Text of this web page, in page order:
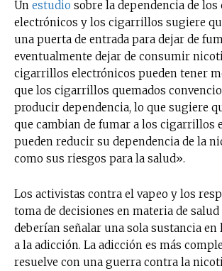
Un estudio sobre la dependencia de
electrónicos y los cigarrillos sugiere
una puerta de entrada para dejar de
eventualmente dejar de consumir
cigarrillos electrónicos pueden tener
que los cigarrillos quemados
producir dependencia, lo que sugiere
que cambian de fumar a los cigarrillos
pueden reducir su dependencia de la
como sus riesgos para la salud».
Los activistas contra el vapeo y los
toma de decisiones en materia de
deberían señalar una sola sustancia en
a la adicción. La adicción es más
resuelve con una guerra contra la